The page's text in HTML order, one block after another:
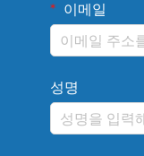
이메일
성명